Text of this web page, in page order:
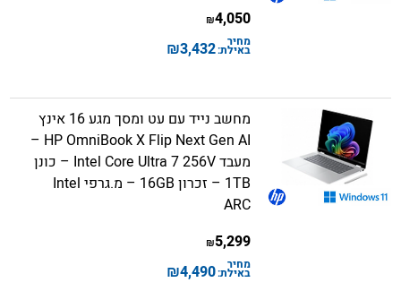
4,050
₪
מחיר
באילת:3,432
₪
מחשב נייד עם עט ומסך מגע 16 אינץ
HP OmniBook X Flip Next Gen AI –
מעבד Intel Core Ultra 7 256V – כונן
1TB – זכרון 16GB – מ.גרפי Intel
ARC
5,299
₪
מחיר
באילת:4,490
₪